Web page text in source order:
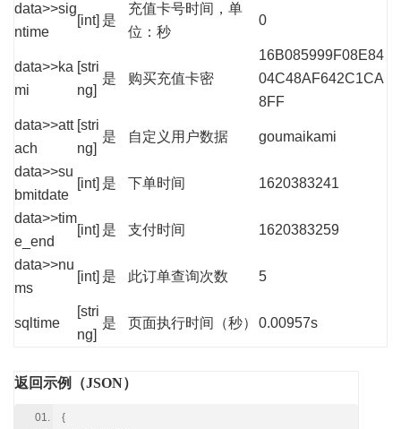
data>>sig
ntime
[int] 是
充值卡号时间，单
位：秒
0
data>>ka
mi
[stri
ng]
是 购买充值卡密
16B085999F08E84
04C48AF642C1CA
8FF
data>>att
ach
[stri
ng]
是 自定义用户数据 goumaikami
data>>su
bmitdate
[int] 是 下单时间 1620383241
data>>tim
e_end
[int] 是 支付时间 1620383259
data>>nu
ms
[int] 是 此订单查询次数 5
sqltime
[stri
ng]
是 页面执行时间（秒） 0.00957s
返回示例（JSON）
{